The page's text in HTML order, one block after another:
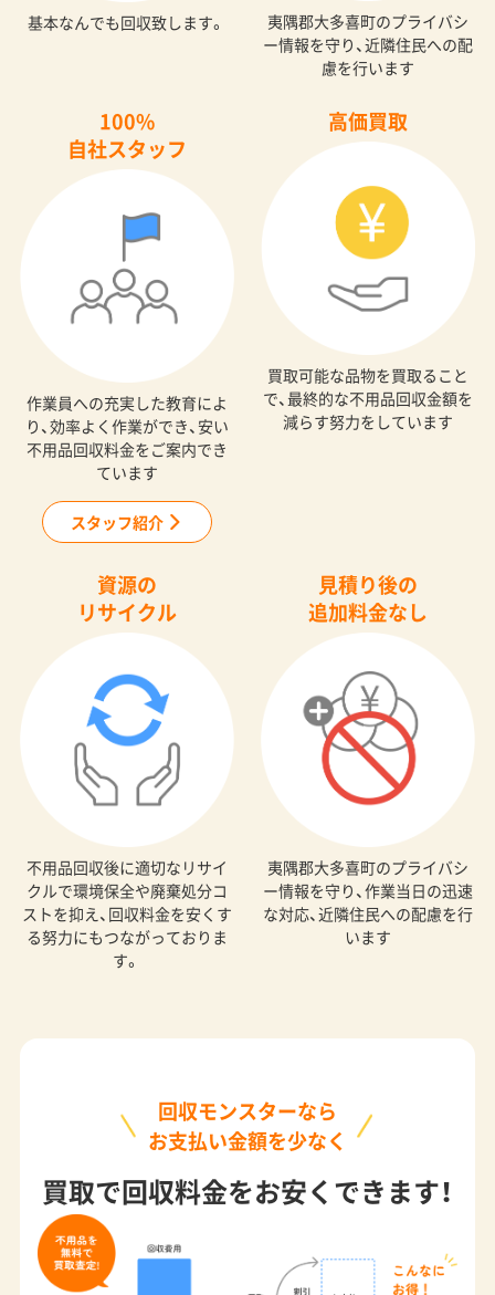
基本なんでも回収致します。
夷隅郡大多喜町のプライバシ
ー情報を守り、近隣住民への配
慮を行います
100%
自社スタッフ
作業員への充実した教育によ
り、効率よく作業ができ、安い
不用品回収料金をご案内でき
ています
スタッフ紹介
高価買取
買取可能な品物を買取ること
で、最終的な不用品回収金額を
減らす努力をしています
資源の
リサイクル
不用品回収後に適切なリサイ
クルで環境保全や廃棄処分コ
ストを抑え、回収料金を安くす
る努力にもつながっておりま
す。
見積り後の
追加料金なし
夷隅郡大多喜町のプライバシ
ー情報を守り、作業当日の迅速
な対応、近隣住民への配慮を行
います
回収モンスターなら
お支払い金額を少なく
買取で回収料金をお安くできます！